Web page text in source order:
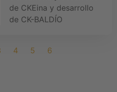
de CKEina y desarrollo
de CK-BALDÍO
4 5 6